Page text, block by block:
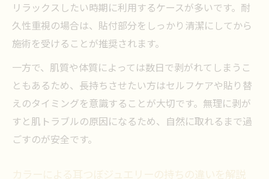
リラックスしたい時期に利用するケースが多いです。耐
久性重視の場合は、貼付部分をしっかり清潔にしてから
施術を受けることが推奨されます。
一方で、肌質や体質によっては数日で剥がれてしまうこ
ともあるため、長持ちさせたい方はセルフケアや貼り替
えのタイミングを意識することが大切です。無理に剥が
すと肌トラブルの原因になるため、自然に取れるまで過
ごすのが安全です。
カラーによる耳つぼジュエリーの持ちの違いを解説